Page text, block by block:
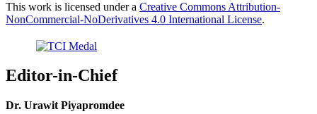
This work is licensed under a Creative Commons Attribution-
NonCommercial-NoDerivatives 4.0 International License.
Editor-in-Chief
Dr. Urawit Piyapromdee